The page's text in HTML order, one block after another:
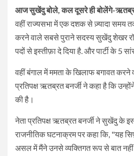
आज सुखेंदु बोले, कल दूसरे ही बोलेंगे-
वहीं राज्यसभा में एक दशक से ज़्यादा समय तक
करने वाले सबसे पुराने सदस्य सुखेंदु शेखर
पदों से इस्तीफ़ा दे दिया है. और पार्टी के 5
वहीं बंगाल में ममता के खिलाफ बगावत करने
प्रतिपक्ष ऋतब्रत बनर्जी ने कहा है कि
की है।
नेता प्रतिपक्ष ऋतब्रत बनर्जी ने सुखेंदु के
राजनीतिक घटनाक्रम पर कहा कि, "यह
असल में मैंने उनसे व्यक्तिगत रूप से बात